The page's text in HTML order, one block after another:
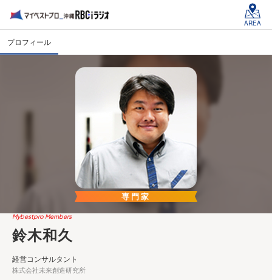
AREA
プロフィール
専門家
Mybestpro Members
鈴木和久
経営コンサルタント
株式会社未来創造研究所